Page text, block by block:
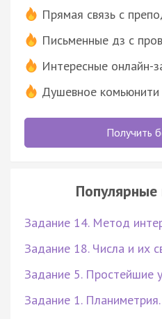
Прямая связь с
Письменные дз с
Интересные онлайн-
Душевное комьюнити
Получить
Задание 14. Метод
Задание 18. Числа и их
Задание 5. Простейшие
Задание 1.